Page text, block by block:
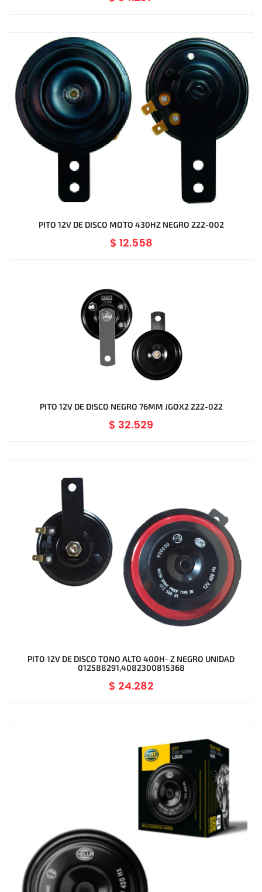
PITO 12V DE DISCO MOTO 430HZ NEGRO 222-002
$ 12.558
PITO 12V DE DISCO NEGRO 76MM JGOX2 222-022
$ 32.529
PITO 12V DE DISCO TONO ALTO 400H- Z NEGRO UNIDAD
012588291,4082300815368
$ 24.282